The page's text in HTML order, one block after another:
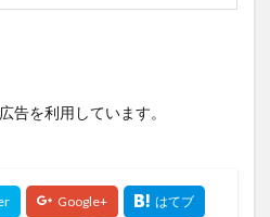
告を利用しています。